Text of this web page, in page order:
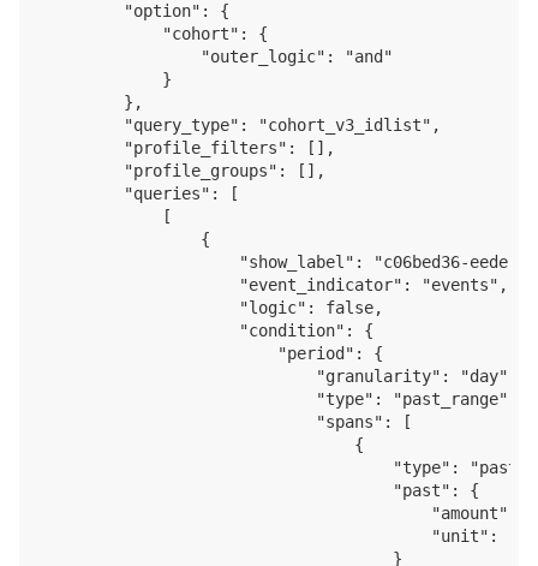
        "option": {
            "cohort": {
                "outer_logic": "and"
            }
        },
        "query_type": "cohort_v3_idlist",
        "profile_filters": [],
        "profile_groups": [],
        "queries": [
            [
                {
"show_label": "c06bed36-eede-
                    "event_indicator": "events",
                    "logic": false,
                    "condition": {
                        "period": {
                            "granularity": "day",
                            "type": "past_range",
                            "spans": [
                                {
                                    "type": "past",
                                    "past": {
"amount":
"unit":
                                    }